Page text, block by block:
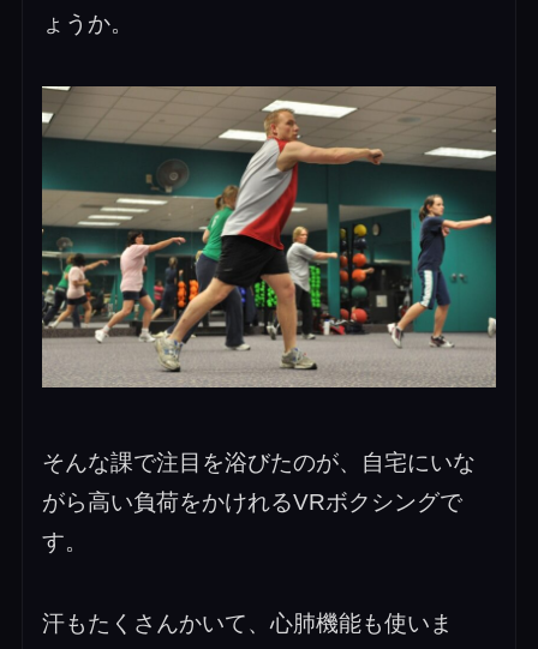
ょうか。
そんな課で注目を浴びたのが、自宅にいな
がら高い負荷をかけれるVRボクシングで
す。
汗もたくさんかいて、心肺機能も使いま